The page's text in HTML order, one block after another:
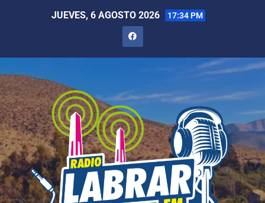
JUEVES, 6 AGOSTO 2026 17:34 PM